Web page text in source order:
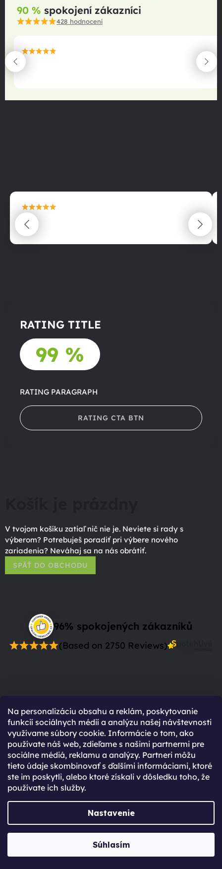
Na personalizáciu obsahu a reklám, poskytovanie
funkcií sociálnych médií a analýzu našej návštevnosti
využívame súbory cookie. Informácie o tom, ako
používate náš web, zdieľame s našimi partnermi pre
sociálne médiá, reklamu a analýzy. Partneri môžu
tieto údaje skombinovať s ďalšími informáciami, ktoré
ste im poskytli, alebo ktoré získali v dôsledku toho, že
používate ich služby.
Nastavenie
Súhlasím
90 % spokojení zákazníci
428 hodnocení
maximální spokojenost
22.06.2025
maximální spokojenost
22.06.2025
RATING TITLE
99 %
RATING PARAGRAPH
RATING CTA BTN
V tvojom košíku zatiaľ nič nie je. Neviete si rady s
výberom? Potrebuješ poradiť pri výbere nového
zariadenia? Neváhaj sa na nás obrátiť.
SPÄŤ DO OBCHODU
96% spokojených zákazníků
(Based on 2750 Reviews)
Prečo sa zaregistrovať?
Rýchlejší nákup vďaka uloženým údajom
Prehľad o stave objednávky
Kompletná história objednávok
Špeciálne akcie, novinky a zľavy pre
registrovaných
Už máte vytvorený účet?
Prihláste sa